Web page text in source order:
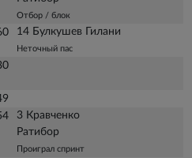
Отбор / блок
14 Булкушев Гилани
Неточный пас
3 Кравченко
Ратибор
Проиграл спринт